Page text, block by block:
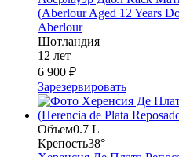
(Aberlour Aged 12 Years
Aberlour
Шотландия
12 лет
6 900 ₽
Зарезервировать
Объем0.7 L
Крепость38°